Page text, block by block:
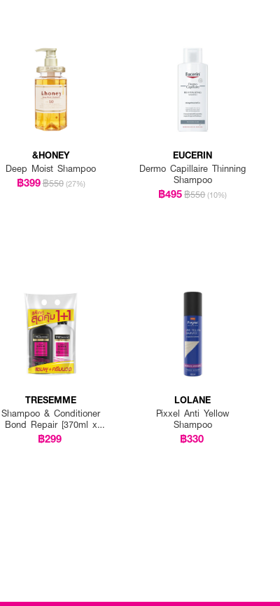
&HONEY
Deep Moist Shampoo
฿399฿550 (27%)
EUCERIN
Dermo Capillaire Thinning
Shampoo
฿495฿550 (10%)
TRESEMME
Shampoo & Conditioner
Bond Repair [370ml x
2pcs]
฿299
LOLANE
Pixxel Anti Yellow
Shampoo
฿330